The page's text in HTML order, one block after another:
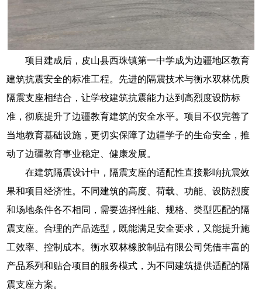
项目建成后，皮山县西珠镇第一中学成为边疆地区教育
建筑抗震安全的标准工程。先进的隔震技术与衡水双林优质
隔震支座相结合，让学校建筑抗震能力达到高烈度设防标
准，彻底提升了边疆教育建筑的安全水平。项目不仅完善了
当地教育基础设施，更切实保障了边疆学子的生命安全，推
动了边疆教育事业稳定、健康发展。
在建筑隔震设计中，隔震支座的适配性直接影响抗震效
果和项目经济性。不同建筑的高度、荷载、功能、设防烈度
和场地条件各不相同，需要选择性能、规格、类型匹配的隔
震支座。合理的产品选型，既能满足安全要求，又能提升施
工效率、控制成本。衡水双林橡胶制品有限公司凭借丰富的
产品系列和贴合项目的服务模式，为不同建筑提供适配的隔
震支座方案。